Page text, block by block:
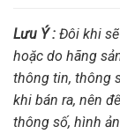
Lưu Ý : Đôi khi
hoặc do hãng
thông tin, thông
khi bán ra, nên
thông số, hình